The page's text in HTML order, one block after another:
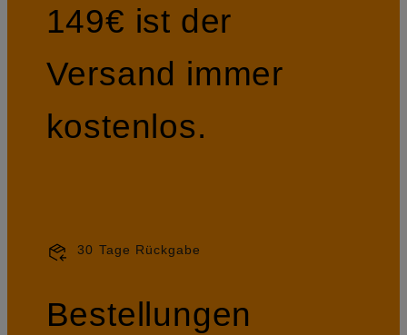
149€ ist der
Versand immer
kostenlos.
30 Tage Rückgabe
Bestellungen